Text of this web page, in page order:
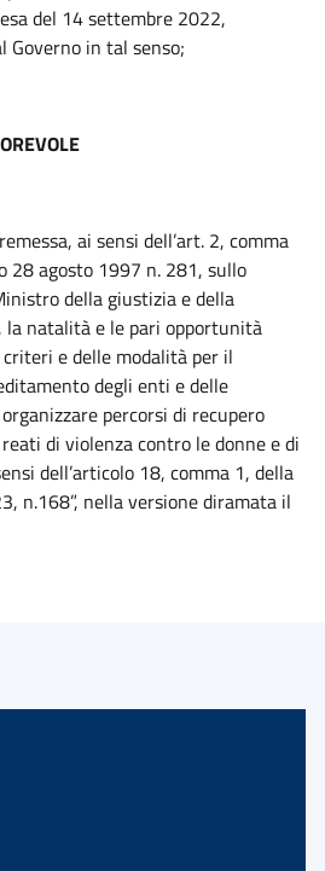
del 14 settembre 2022,
Governo in tal senso;
ai sensi dell’art. 2, comma
28 agosto 1997 n. 281, sullo
della giustizia e della
natalità e le pari opportunità
e delle modalità per il
degli enti e delle
percorsi di recupero
di violenza contro le donne e di
dell’articolo 18, comma 1, della
n.168”, nella versione diramata il